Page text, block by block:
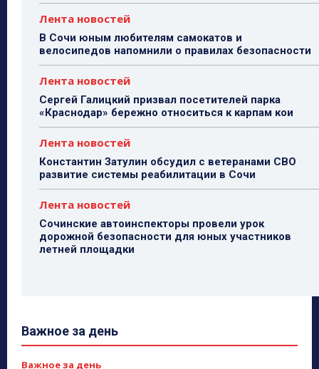
Лента новостей
В Сочи юным любителям самокатов и
велосипедов напомнили о правилах безопасности
Лента новостей
Сергей Галицкий призвал посетителей парка
«Краснодар» бережно относиться к карпам кои
Лента новостей
Константин Затулин обсудил с ветеранами СВО
развитие системы реабилитации в Сочи
Лента новостей
Сочинские автоинспекторы провели урок
дорожной безопасности для юных участников
летней площадки
Важное за день
Важное за день